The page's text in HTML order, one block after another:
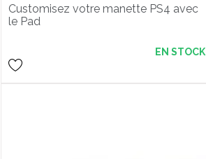
Customisez votre manette PS4 avec
le Pad
EN STOCK